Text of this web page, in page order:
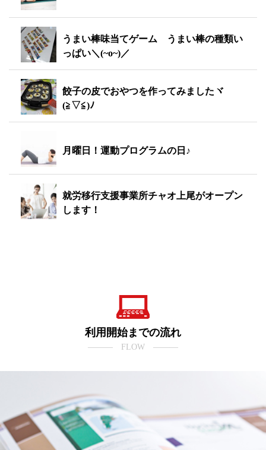
うまい棒味当てゲーム うまい棒の種類い
っぱい＼(~o~)／
餃子の皮でおやつを作ってみましたヾ
(≧▽≦)ﾉ
月曜日！運動プログラムの日♪
就労移行支援事業所チャオ上尾がオープン
します！
利用開始までの流れ
――― FLOW ―――